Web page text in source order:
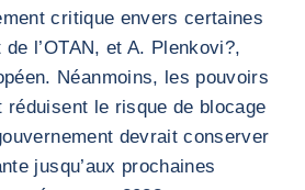
critique envers certaines
l’OTAN, et A. Plenkovi?,
Néanmoins, les pouvoirs
réduisent le risque de blocage
devrait conserver
jusqu’aux prochaines